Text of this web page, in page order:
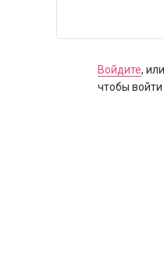
Войдите, или
чтобы